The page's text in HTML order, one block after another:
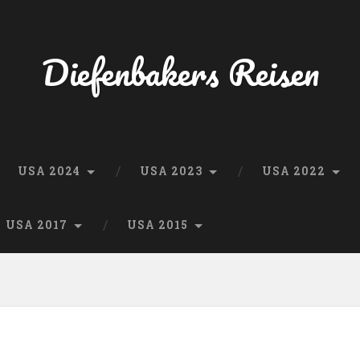
Diefenbakers Reisen
USA 2024 USA 2023 USA 2022
USA 2017 USA 2015